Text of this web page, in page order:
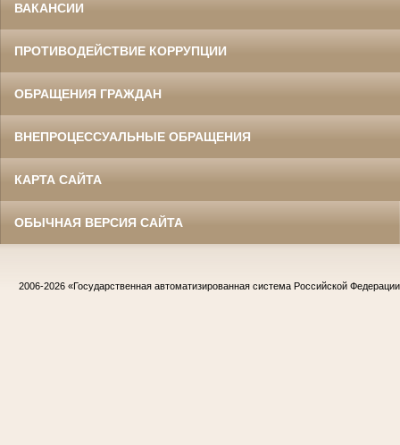
ВАКАНСИИ
ПРОТИВОДЕЙСТВИЕ КОРРУПЦИИ
ОБРАЩЕНИЯ ГРАЖДАН
ВНЕПРОЦЕССУАЛЬНЫЕ ОБРАЩЕНИЯ
КАРТА САЙТА
ОБЫЧНАЯ ВЕРСИЯ САЙТА
2006-2026 «Государственная автоматизированная система Российской